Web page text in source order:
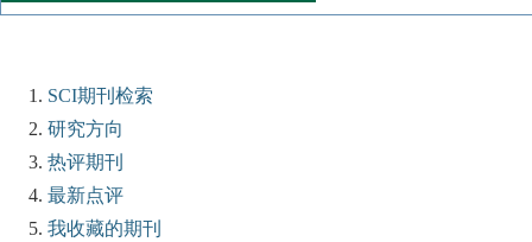
SCI期刊检索
研究方向
热评期刊
最新点评
我收藏的期刊